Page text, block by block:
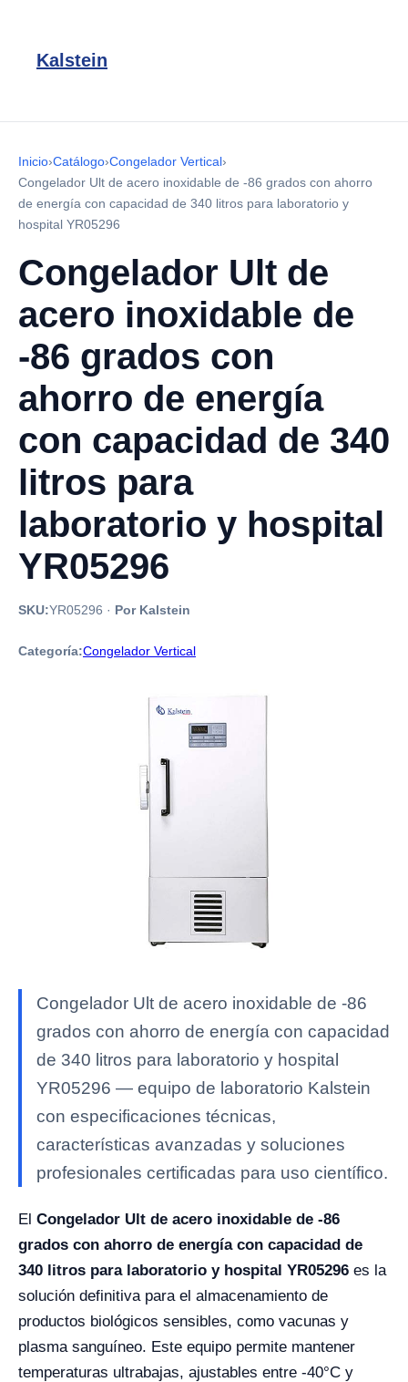
Kalstein
Inicio›Catálogo›Congelador Vertical›
Congelador Ult de acero inoxidable de -86 grados con ahorro
de energía con capacidad de 340 litros para laboratorio y
hospital YR05296
Congelador Ult de
acero inoxidable de
-86 grados con
ahorro de energía
con capacidad de 340
litros para
laboratorio y hospital
YR05296
SKU:YR05296 · Por Kalstein
Categoría:Congelador Vertical
Congelador Ult de acero inoxidable de -86
grados con ahorro de energía con capacidad
de 340 litros para laboratorio y hospital
YR05296 — equipo de laboratorio Kalstein
con especificaciones técnicas,
características avanzadas y soluciones
profesionales certificadas para uso científico.
El Congelador Ult de acero inoxidable de -86
grados con ahorro de energía con capacidad de
340 litros para laboratorio y hospital YR05296 es la
solución definitiva para el almacenamiento de
productos biológicos sensibles, como vacunas y
plasma sanguíneo. Este equipo permite mantener
temperaturas ultrabajas, ajustables entre -40°C y